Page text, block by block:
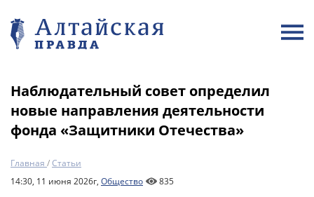
Наблюдательный совет определил
новые направления деятельности
фонда «Защитники Отечества»
Главная /Статьи
14:30, 11 июня 2026г, Общество 835